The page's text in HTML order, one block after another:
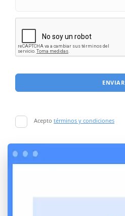
ENVIAR
Acepto términos y condiciones